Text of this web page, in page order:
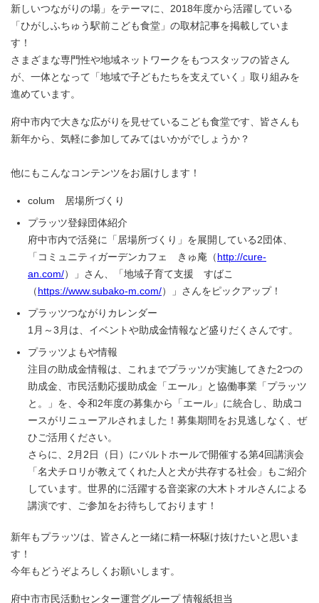
新しいつながりの場」をテーマに、2018年度から活躍している
「ひがしふちゅう駅前こども食堂」の取材記事を掲載していま
す！
さまざまな専門性や地域ネットワークをもつスタッフの皆さん
が、一体となって「地域で子どもたちを支えていく」取り組みを
進めています。
府中市内で大きな広がりを見せているこども食堂です、皆さんも
新年から、気軽に参加してみてはいかがでしょうか？
他にもこんなコンテンツをお届けします！
colum 居場所づくり
プラッツ登録団体紹介
府中市内で活発に「居場所づくり」を展開している2団体、
「コミュニティガーデンカフェ きゅ庵（ http://cure-
an.com/）」さん、「地域子育て支援 すばこ
（ https://www.subako-m.com/）」さんをピックアップ！
プラッツつながりカレンダー
1月～3月は、イベントや助成金情報など盛りだくさんです。
プラッツよもや情報
注目の助成金情報は、これまでプラッツが実施してきた2つの
助成金、市民活動応援助成金「エール」と協働事業「プラッツ
と。」を、令和2年度の募集から「エール」に統合し、助成コ
ースがリニューアルされました！募集期間をお見逃しなく、ぜ
ひご活用ください。
さらに、2月2日（日）にバルトホールで開催する第4回講演会
「名犬チロリが教えてくれた人と犬が共存する社会」もご紹介
しています。世界的に活躍する音楽家の大木トオルさんによる
講演です、ご参加をお待ちしております！
新年もプラッツは、皆さんと一緒に精一杯駆け抜けたいと思いま
す！
今年もどうぞよろしくお願いします。
府中市市民活動センター運営グループ 情報紙担当